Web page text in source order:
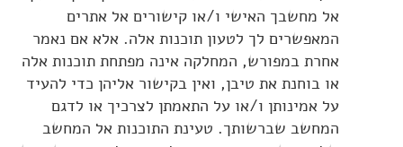
אל מחשבך האישי ו/או קישורים אל אתרים
המאפשרים לך לטעון תוכנות אלה. אלא אם נאמר
אחרת במפורש, המחלקה אינה מפתחת תוכנות אלה
או בוחנת את טיבן, ואין בקישור אליהן כדי להעיד
על אמינותן ו/או על התאמתן לצרכיך או לדגם
המחשב שברשותך. טעינת התוכנות אל המחשב